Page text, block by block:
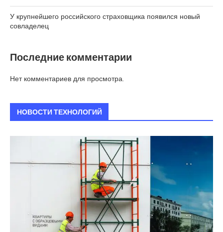
У крупнейшего российского страховщика появился новый
совладелец
Последние комментарии
Нет комментариев для просмотра.
НОВОСТИ ТЕХНОЛОГИЙ